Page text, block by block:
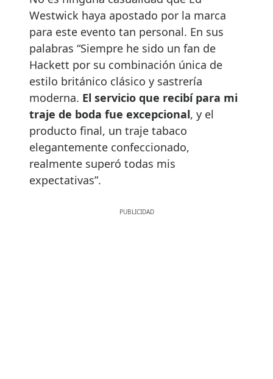
Westwick haya apostado por la marca
para este evento tan personal. En sus
palabras “Siempre he sido un fan de
Hackett por su combinación única de
estilo británico clásico y sastrería
moderna. El servicio que recibí para mi
traje de boda fue excepcional, y el
producto final, un traje tabaco
elegantemente confeccionado,
realmente superó todas mis
expectativas”.